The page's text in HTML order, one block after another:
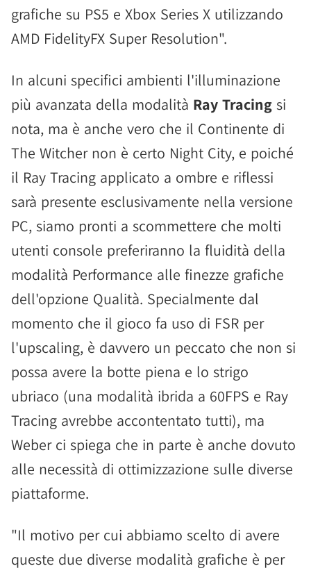
grafiche su PS5 e Xbox Series X utilizzando
AMD FidelityFX Super Resolution".
In alcuni specifici ambienti l'illuminazione
più avanzata della modalità Ray Tracing si
nota, ma è anche vero che il Continente di
The Witcher non è certo Night City, e poiché
il Ray Tracing applicato a ombre e riflessi
sarà presente esclusivamente nella versione
PC, siamo pronti a scommettere che molti
utenti console preferiranno la fluidità della
modalità Performance alle finezze grafiche
dell'opzione Qualità. Specialmente dal
momento che il gioco fa uso di FSR per
l'upscaling, è davvero un peccato che non si
possa avere la botte piena e lo strigo
ubriaco (una modalità ibrida a 60FPS e Ray
Tracing avrebbe accontentato tutti), ma
Weber ci spiega che in parte è anche dovuto
alle necessità di ottimizzazione sulle diverse
piattaforme.
"Il motivo per cui abbiamo scelto di avere
queste due diverse modalità grafiche è per